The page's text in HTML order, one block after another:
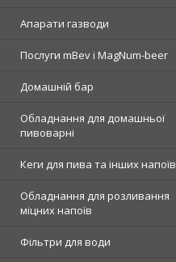
Апарати газводи
Послуги mBev і MagNum-beer
Домашній бар
Обладнання для домашньої
пивоварні
Кеги для пива та інших напоїв
Обладнання для розливання
міцних напоїв
Фільтри для води